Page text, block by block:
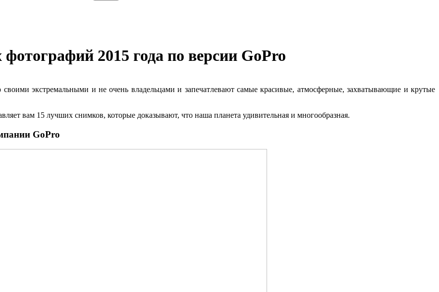
2015 года по версии GoPro
экстремальными и не очень владельцами и запечатлевают самые красивые, атмосферные, захватывающие и крутые
вам 15 лучших снимков, которые доказывают, что наша планета удивительная и многообразная.
GoPro